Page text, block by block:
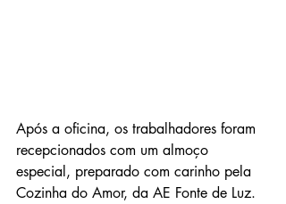
Após a oficina, os trabalhadores foram
recepcionados com um almoço
especial, preparado com carinho pela
Cozinha do Amor, da AE Fonte de Luz.